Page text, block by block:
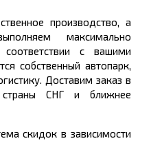
производство, а
максимально
с вашими
собственный автопарк,
Доставим заказ в
СНГ и ближнее
скидок в зависимости